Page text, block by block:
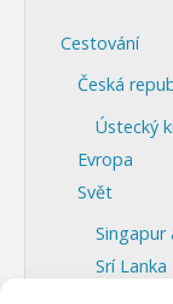
Cestování
Česká
Ústecký
Evropa
Svět
Singapur
Srí Lanka